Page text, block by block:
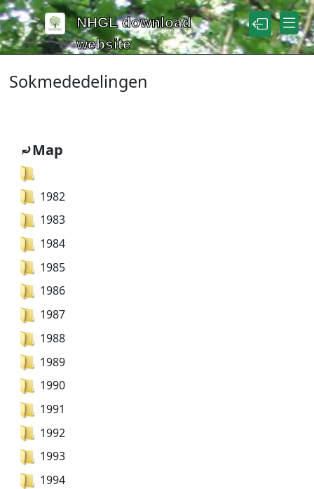
Naar de inhoud
NHGL download
website
Sokmededelingen
⤾Map
1982
1983
1984
1985
1986
1987
1988
1989
1990
1991
1992
1993
1994